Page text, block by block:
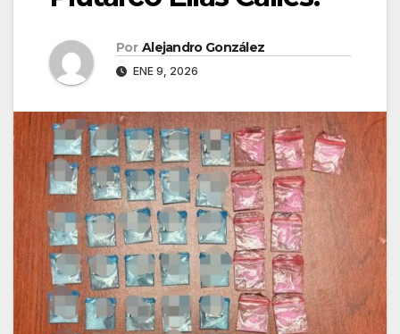
Por Alejandro González
ENE 9, 2026